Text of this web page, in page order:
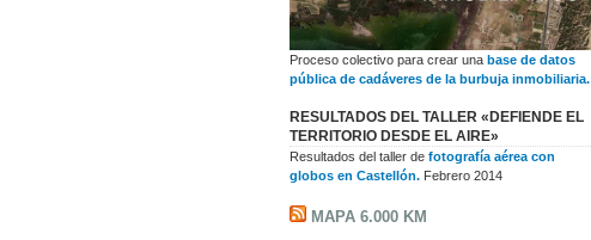
Proceso colectivo para crear una base de datos
pública de cadáveres de la burbuja inmobiliaria.
RESULTADOS DEL TALLER «DEFIENDE EL
TERRITORIO DESDE EL AIRE»
Resultados del taller de fotografía aérea con
globos en Castellón. Febrero 2014
MAPA 6.000 KM